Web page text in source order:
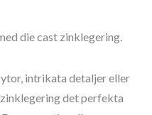
die cast zinklegering.
intrikata detaljer eller
det perfekta